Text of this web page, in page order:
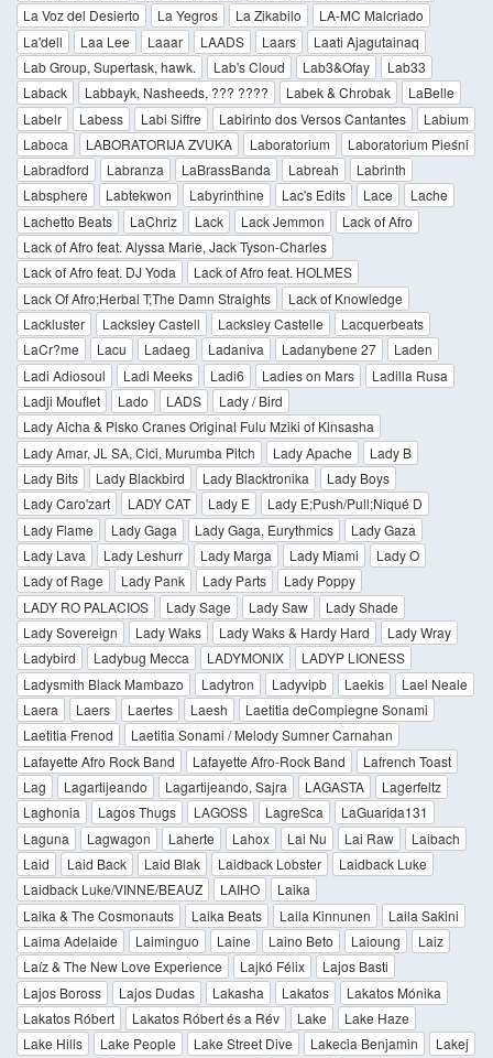
La Voz del Desierto
La Yegros La Zikabilo
LA-MC Malcriado
La'dell
Laa Lee Laaar LAADS Laars
Laati Ajagutainaq
Lab Group, Supertask, hawk.
Lab's Cloud Lab3&Ofay
Lab33
Laback
Labbayk, Nasheeds, ??? ???? Labek & Chrobak
LaBelle
Labelr
Labess Labi Siffre Labirinto dos Versos Cantantes
Labium
Laboca
LABORATORIJA ZVUKA Laboratorium
Laboratorium Pieśni
Labradford
Labranza LaBrassBanda Labreah
Labrinth
Labsphere
Labtekwon Labyrinthine Lac's Edits Lace
Lache
Lachetto Beats
LaChriz Lack Lack Jemmon
Lack of Afro
Lack of Afro feat. Alyssa Marie, Jack Tyson-Charles
Lack of Afro feat. DJ Yoda
Lack of Afro feat. HOLMES
Lack Of Afro;Herbal T;The Damn Straights
Lack of Knowledge
Lackluster
Lacksley Castell Lacksley Castelle
Lacquerbeats
LaCr?me
Lacu Ladaeg Ladaniva Ladanybene 27
Laden
Ladi Adiosoul
Ladi Meeks Ladi6 Ladies on Mars
Ladilla Rusa
Ladji Mouflet
Lado LADS
Lady / Bird
Lady Aicha & Pisko Cranes Original Fulu Mziki of Kinsasha
Lady Amar, JL SA, Cici, Murumba Pitch
Lady Apache
Lady B
Lady Bits
Lady Blackbird Lady Blacktronika
Lady Boys
Lady Caro'zart
LADY CAT Lady E
Lady E;Push/Pull;Niqué D
Lady Flame
Lady Gaga Lady Gaga, Eurythmics
Lady Gaza
Lady Lava
Lady Leshurr Lady Marga Lady Miami
Lady O
Lady of Rage
Lady Pank Lady Parts
Lady Poppy
LADY RO PALACIOS
Lady Sage Lady Saw
Lady Shade
Lady Sovereign
Lady Waks Lady Waks & Hardy Hard
Lady Wray
Ladybird
Ladybug Mecca LADYMONIX
LADYP LIONESS
Ladysmith Black Mambazo
Ladytron Ladyvipb Laekis
Lael Neale
Laera
Laers Laertes Laesh
Laetitia deCompiegne Sonami
Laetitia Frenod
Laetitia Sonami / Melody Sumner Carnahan
Lafayette Afro Rock Band
Lafayette Afro-Rock Band
Lafrench Toast
Lag
Lagartijeando Lagartijeando, Sajra LAGASTA
Lagerfeltz
Laghonia
Lagos Thugs LAGOSS LagreSca
LaGuarida131
Laguna
Lagwagon Laherte Lahox Lai Nu Lai Raw
Laibach
Laid
Laid Back Laid Blak Laidback Lobster
Laidback Luke
Laidback Luke/VINNE/BEAUZ
LAIHO
Laika
Laika & The Cosmonauts
Laika Beats Laila Kinnunen
Laila Sakini
Laima Adelaide
Laiminguo Laine Laino Beto Laioung
Laiz
Laíz & The New Love Experience
Lajkó Félix
Lajos Basti
Lajos Boross
Lajos Dudas Lakasha Lakatos
Lakatos Mónika
Lakatos Róbert
Lakatos Róbert és a Rév Lake
Lake Haze
Lake Hills
Lake People Lake Street Dive Lakecia Benjamin
Lakej